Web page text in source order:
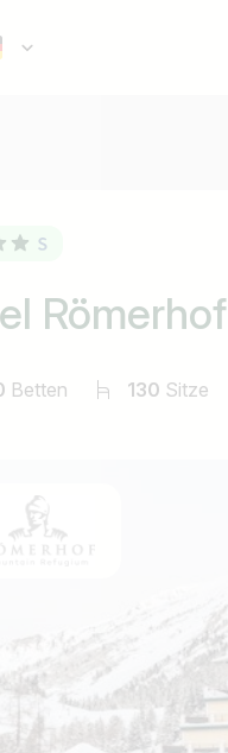
Römerhof
Betten 130 Sitze